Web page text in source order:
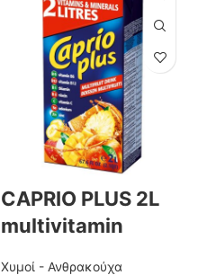
CAPRIO PLUS 2L
multivitamin
Χυμοί - Ανθρακούχα